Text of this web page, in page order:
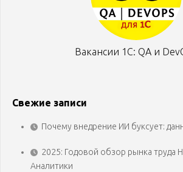
Вакансии 1С: QA и
Свежие записи
Почему внедрение ИИ буксует:
2025: Годовой обзор рынка труда
Аналитики